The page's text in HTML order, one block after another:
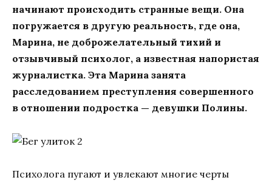
начинают происходить странные вещи. Она
погружается в другую реальность, где она,
Марина, не доброжелательный тихий и
отзывчивый психолог, а известная напористая
журналистка. Эта Марина занята
расследованием преступления совершенного
в отношении подростка — девушки Полины.
Психолога пугают и увлекают многие черты